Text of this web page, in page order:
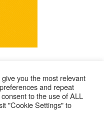
Où Trouver Poly ?
you the most relevant
and repeat
to the use of ALL
"Cookie Settings" to